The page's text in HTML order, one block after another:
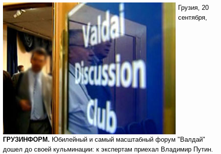
Грузия, 20
сентября,
ГРУЗИНФОРМ. Юбилейный и самый масштабный форум "Валдай"
дошел до своей кульминации: к экспертам приехал Владимир Путин.